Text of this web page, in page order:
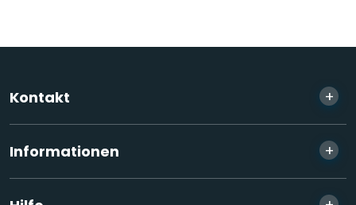
Kontakt +
Informationen +